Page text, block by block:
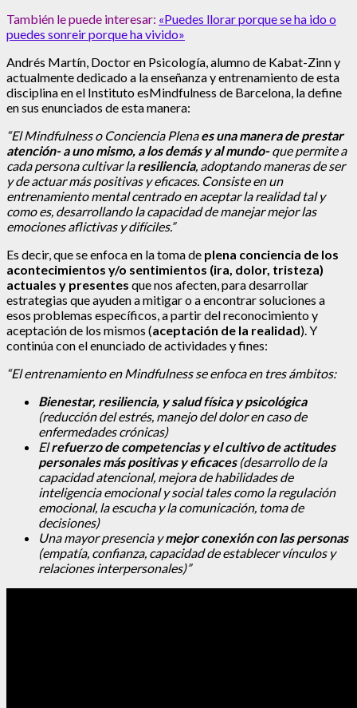
También le puede interesar: «Puedes llorar porque se ha ido o
puedes sonreir porque ha vivido»
Andrés Martín, Doctor en Psicología, alumno de Kabat-Zinn y
actualmente dedicado a la enseñanza y entrenamiento de esta
disciplina en el Instituto esMindfulness de Barcelona, la define
en sus enunciados de esta manera:
“El Mindfulness o Conciencia Plenaes una manera de prestar
atención- a uno mismo, a los demás y al mundo-que permite a
cada persona cultivar laresiliencia, adoptando maneras de ser
y de actuar más positivas y eficaces. Consiste en un
entrenamiento mental centrado en aceptar la realidad tal y
como es, desarrollando la capacidad de manejar mejor las
emociones aflictivas y difíciles.”
Es decir, que se enfoca en la toma de plena conciencia de los
acontecimientos y/o sentimientos (ira, dolor, tristeza)
actuales y presentes que nos afecten, para desarrollar
estrategias que ayuden a mitigar o a encontrar soluciones a
esos problemas específicos, a partir del reconocimiento y
aceptación de los mismos (aceptación de la realidad). Y
continúa con el enunciado de actividades y fines:
“El entrenamiento en Mindfulness se enfoca en tres ámbitos:
Bienestar, resiliencia, y salud física y psicológica
(reducción del estrés, manejo del dolor en caso de
enfermedades crónicas)
Elrefuerzo de competencias y el cultivo de actitudes
personales más positivas y eficaces(desarrollo de la
capacidad atencional, mejora de habilidades de
inteligencia emocional y social tales como la regulación
emocional, la escucha y la comunicación, toma de
decisiones)
Una mayor presencia ymejor conexión con las personas
(empatía, confianza, capacidad de establecer vínculos y
relaciones interpersonales)”